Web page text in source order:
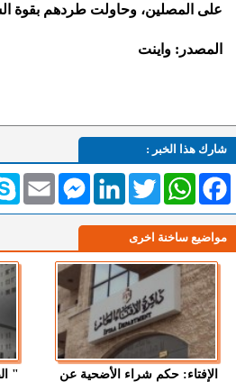
على المصلين، وحاولت طردهم بقوة
المصدر: واينت
شارك هذا الخبر :
Email
MessengerLinkedInTwitterWhatsAppFacebook
مواضيع ساخنة اخرى
الإفتاء: حكم شراء الأضحية عن